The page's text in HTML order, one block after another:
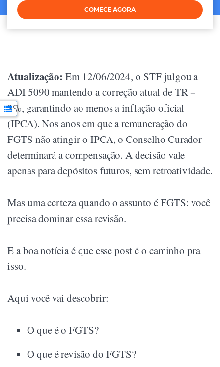
COMECE AGORA
Atualização: Em 12/06/2024, o STF julgou a
ADI 5090 mantendo a correção atual de TR +
3%, garantindo ao menos a inflação oficial
(IPCA). Nos anos em que a remuneração do
FGTS não atingir o IPCA, o Conselho Curador
determinará a compensação. A decisão vale
apenas para depósitos futuros, sem retroatividade.
Mas uma certeza quando o assunto é FGTS: você
precisa dominar essa revisão.
E a boa notícia é que esse post é o caminho pra
isso.
Aqui você vai descobrir:
O que é o FGTS?
O que é revisão do FGTS?